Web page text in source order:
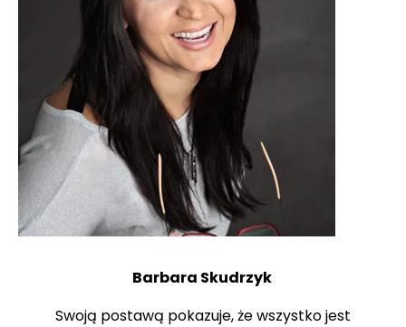
Barbara Skudrzyk
Swoją postawą pokazuje, że wszystko jest